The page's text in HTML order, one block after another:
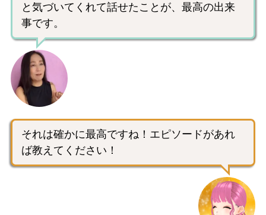
と気づいてくれて話せたことが、最高の出来
事です。
それは確かに最高ですね！エピソードがあれ
ば教えてください！